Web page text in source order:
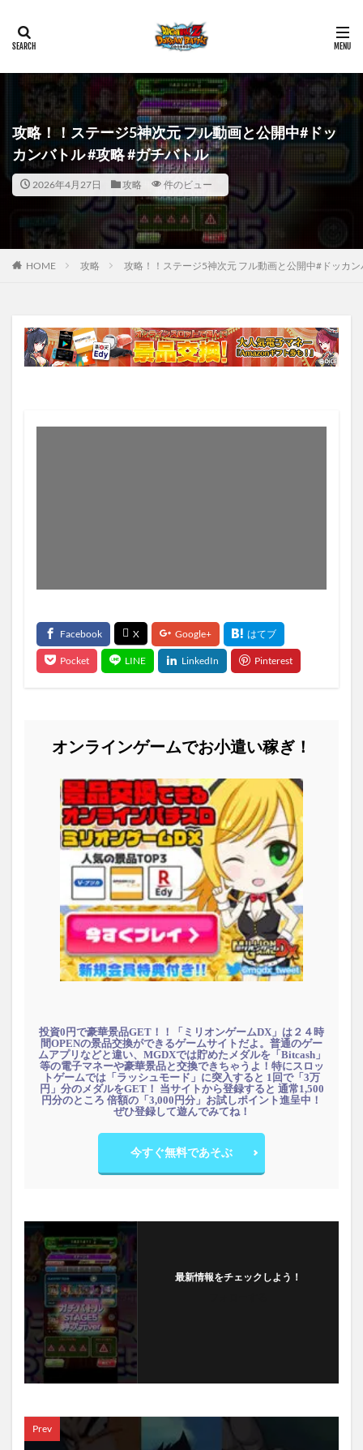
攻略！！ステージ5神次元 フル動画と公開中#ドッ
カンバトル #攻略 #ガチバトル
2026年4月27日 攻略 件のビュー
HOME 攻略 攻略！！ステージ5神次元 フル動画と公開中#ドッカ
オンラインゲームでお小遣い稼ぎ！
投資0円で豪華景品GET！！「ミリオンゲームDX」は２４時
間OPENの景品交換ができるゲームサイトだよ。普通のゲー
ムアプリなどと違い、MGDXでは貯めたメダルを「Bitcash」
等の電子マネーや豪華景品と交換できちゃうよ！特にスロッ
トゲームでは「ラッシュモード」に突入すると 1回で「3万
円」分のメダルをGET！ 当サイトから登録すると 通常1,500
円分のところ 倍額の「3,000円分」お試しポイント進呈中！
ぜひ登録して遊んでみてね！
今すぐ無料であそぶ
最新情報をチェックしよう！
Prev